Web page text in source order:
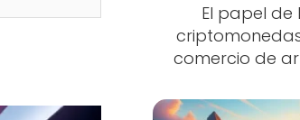
El papel de
comercio de